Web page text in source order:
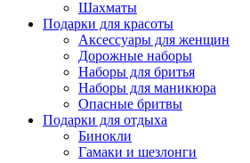
Шахматы
Подарки для красоты
Аксессуары для женщин
Дорожные наборы
Наборы для бритья
Наборы для маникюра
Опасные бритвы
Подарки для отдыха
Бинокли
Гамаки и шезлонги